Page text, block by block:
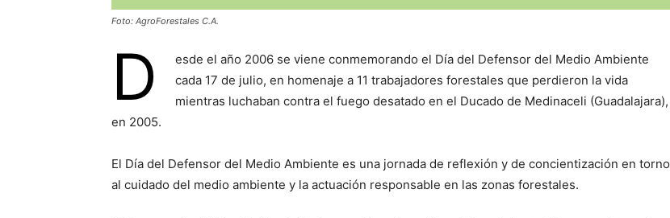
Foto: AgroForestales C.A.
D
esde el año 2006 se viene conmemorando el Día del Defensor del Medio Ambiente
cada 17 de julio, en homenaje a 11 trabajadores forestales que perdieron la vida
mientras luchaban contra el fuego desatado en el Ducado de Medinaceli (Guadalajara),
en 2005.
El Día del Defensor del Medio Ambiente es una jornada de reflexión y de concientización en torno
al cuidado del medio ambiente y la actuación responsable en las zonas forestales.